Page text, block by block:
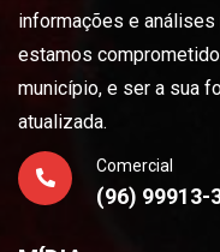
informações e análises
estamos
município, e ser a sua
atualizada.
Comercial
(96) 99913-